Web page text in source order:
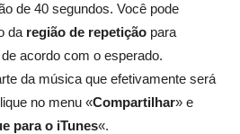
de 40 segundos. Você pode
da região de repetição para
acordo com o esperado.
da música que efetivamente será
no menu «Compartilhar» e
para o iTunes«.